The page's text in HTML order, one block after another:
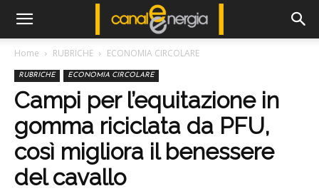
Home RUBRICHE ECONOMIA CIRCOLARE
RUBRICHE ECONOMIA CIRCOLARE
Campi per l’equitazione in
gomma riciclata da PFU,
così migliora il benessere
del cavallo